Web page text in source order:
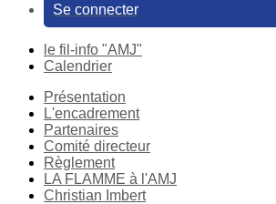
Se connecter
le fil-info "AMJ"
Calendrier
Présentation
L'encadrement
Partenaires
Comité directeur
Règlement
LA FLAMME à l'AMJ
Christian Imbert